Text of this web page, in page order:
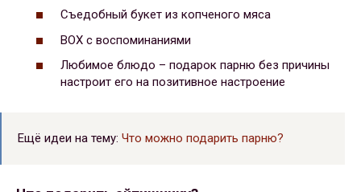
Съедобный букет из копченого мяса
BOX с воспоминаниями
Любимое блюдо – подарок парню без причины
настроит его на позитивное настроение
Ещё идеи на тему: Что можно подарить парню?